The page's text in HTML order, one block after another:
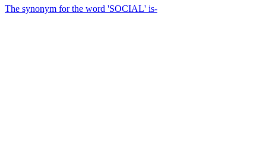
The synonym for the word 'SOCIAL' is-